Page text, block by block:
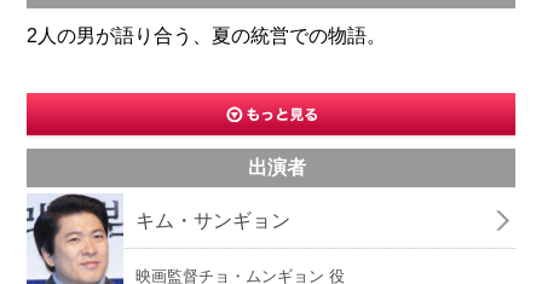
2人の男が語り合う、夏の統営での物語。
出演者
キム・サンギョン
映画監督チョ・ムンギョン 役